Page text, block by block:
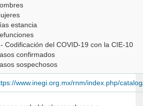
estancia
Codificación del COVID-19 con la CIE-10
confirmados
sospechosos
www.inegi.org.mx/rnm/index.php/